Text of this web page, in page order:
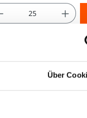
Über
Anzahl: